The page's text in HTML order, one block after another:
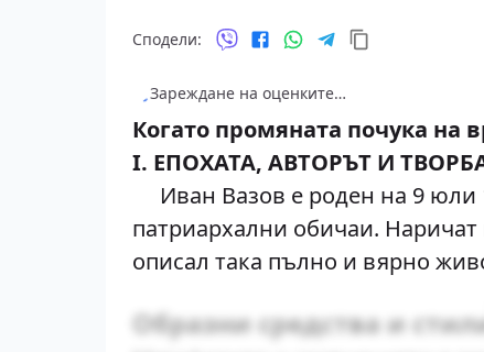
Сподели:
Зареждане на оценките…
Когато промяната почука на
I. ЕПОХАТА, АВТОРЪТ И
Иван Вазов е роден на 9 юли
патриархални обичаи. Наричат
описал така пълно и вярно
Образни средства и